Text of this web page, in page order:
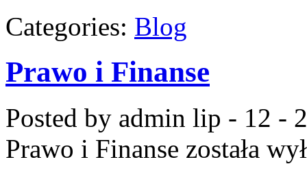
Categories: Blog
Prawo i Finanse
Posted by admin lip - 12 -
Prawo i Finanse została